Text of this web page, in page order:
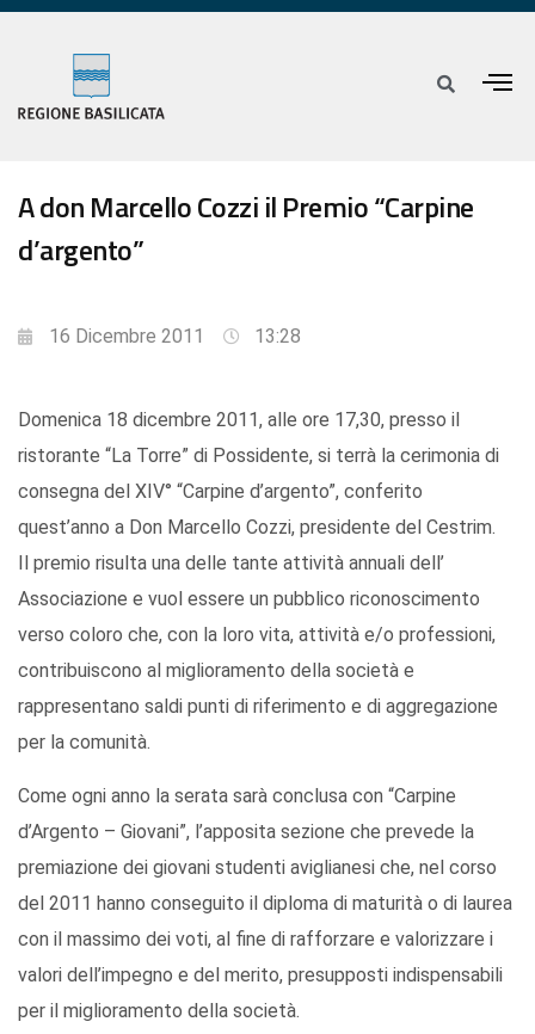
A don Marcello Cozzi il Premio “Carpine
d’argento”
16 Dicembre 2011 13:28
Domenica 18 dicembre 2011, alle ore 17,30, presso il
ristorante “La Torre” di Possidente, si terrà la cerimonia di
consegna del XIV° “Carpine d’argento”, conferito
quest’anno a Don Marcello Cozzi, presidente del Cestrim.
Il premio risulta una delle tante attività annuali dell’
Associazione e vuol essere un pubblico riconoscimento
verso coloro che, con la loro vita, attività e/o professioni,
contribuiscono al miglioramento della società e
rappresentano saldi punti di riferimento e di aggregazione
per la comunità.
Come ogni anno la serata sarà conclusa con “Carpine
d’Argento – Giovani”, l’apposita sezione che prevede la
premiazione dei giovani studenti aviglianesi che, nel corso
del 2011 hanno conseguito il diploma di maturità o di laurea
con il massimo dei voti, al fine di rafforzare e valorizzare i
valori dell’impegno e del merito, presupposti indispensabili
per il miglioramento della società.